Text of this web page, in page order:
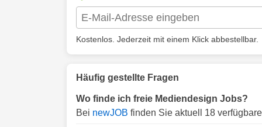
Kostenlos. Jederzeit mit einem Klick abbestellbar.
Häufig gestellte Fragen
Wo finde ich freie Mediendesign Jobs?
Bei newJOB finden Sie aktuell 18